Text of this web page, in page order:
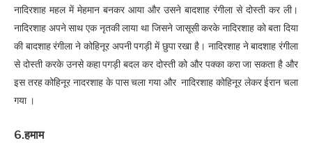
नादिरशाह महल में मेहमान बनकर आया और उसने बादशाह रंगीला से दोस्ती कर ली।
नादिरशाह अपने साथ एक नृतकी लाया था जिसने जासूसी करके नादिरशाह को बता दिया
की बादशाह रंगीला ने कोहिनूर अपनी पगड़ी में छुपा रखा है। नादिरशाह ने बादशाह रंगीला
से दोस्ती करके उनसे कहा पगड़ी बदल कर दोस्ती को और पक्का करा जा सकता है और
इस तरह कोहिनूर नादरशाह के पास चला गया और नादिरशाह कोहिनूर लेकर ईरान चला
गया ।
6.हमाम